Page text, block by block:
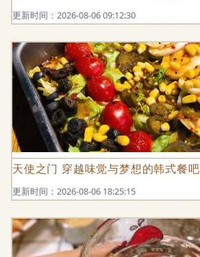
更新时间：2026-08-06 09:12:30
天使之门 穿越味觉与梦想的韩式餐吧
更新时间：2026-08-06 18:25:15